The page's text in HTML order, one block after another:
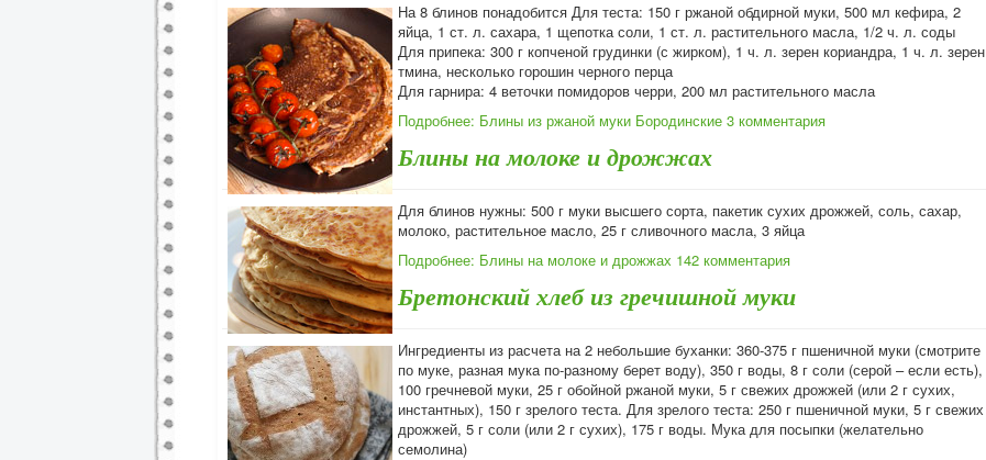
На 8 блинов понадобится Для теста: 150 г ржаной обдирной муки, 500 мл кефира, 2
яйца, 1 ст. л. сахара, 1 щепотка соли, 1 ст. л. растительного масла, 1/2 ч. л. соды
Для припека: 300 г копченой грудинки (с жирком), 1 ч. л. зерен кориандра, 1 ч. л. зерен
тмина, несколько горошин черного перца
Для гарнира: 4 веточки помидоров черри, 200 мл растительного масла
Подробнее: Блины из ржаной муки Бородинские 3 комментария
Блины на молоке и дрожжах
Для блинов нужны: 500 г муки высшего сорта, пакетик сухих дрожжей, соль, сахар,
молоко, растительное масло, 25 г сливочного масла, 3 яйца
Подробнее: Блины на молоке и дрожжах 142 комментария
Бретонский хлеб из гречишной муки
Ингредиенты из расчета на 2 небольшие буханки: 360-375 г пшеничной муки (смотрите
по муке, разная мука по-разному берет воду), 350 г воды, 8 г соли (серой – если есть),
100 гречневой муки, 25 г обойной ржаной муки, 5 г свежих дрожжей (или 2 г сухих,
инстантных), 150 г зрелого теста. Для зрелого теста: 250 г пшеничной муки, 5 г свежих
дрожжей, 5 г соли (или 2 г сухих), 175 г воды. Мука для посыпки (желательно
семолина)